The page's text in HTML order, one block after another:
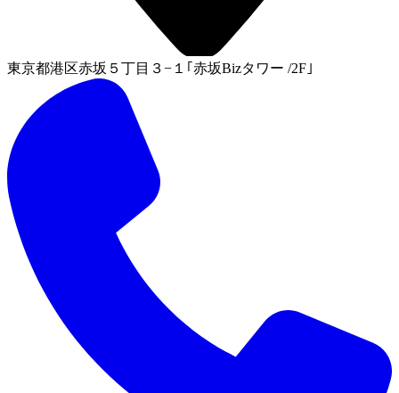
東京都港区赤坂５丁目３−１｢赤坂Bizタワー /2F｣